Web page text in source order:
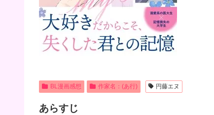
BL漫画感想 作家名：(あ行) 円藤エヌ
あらすじ